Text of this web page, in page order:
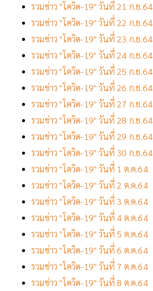
รวมข่าว "โควิด-19" วันที่ 21 ก.ย.64
รวมข่าว "โควิด-19" วันที่ 22 ก.ย.64
รวมข่าว "โควิด-19" วันที่ 23 ก.ย.64
รวมข่าว "โควิด-19" วันที่ 24 ก.ย.64
รวมข่าว "โควิด-19" วันที่ 25 ก.ย.64
รวมข่าว "โควิด-19" วันที่ 26 ก.ย.64
รวมข่าว "โควิด-19" วันที่ 27 ก.ย.64
รวมข่าว "โควิด-19" วันที่ 28 ก.ย.64
รวมข่าว "โควิด-19" วันที่ 29 ก.ย.64
รวมข่าว "โควิด-19" วันที่ 30 ก.ย.64
รวมข่าว "โควิด-19" วันที่ 1 ต.ค.64
รวมข่าว "โควิด-19" วันที่ 2 ต.ค.64
รวมข่าว "โควิด-19" วันที่ 3 ต.ค.64
รวมข่าว "โควิด-19" วันที่ 4 ต.ค.64
รวมข่าว "โควิด-19" วันที่ 5 ต.ค.64
รวมข่าว "โควิด-19" วันที่ 6 ต.ค.64
รวมข่าว "โควิด-19" วันที่ 7 ต.ค.64
รวมข่าว "โควิด-19" วันที่ 8 ต.ค.64